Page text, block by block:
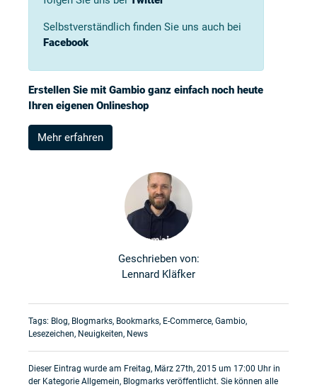
Selbstverständlich finden Sie uns auch bei
Facebook
Erstellen Sie mit Gambio ganz einfach noch heute
Ihren eigenen Onlineshop
Mehr erfahren
Geschrieben von:
Lennard Kläfker
Tags: Blog, Blogmarks, Bookmarks, E-Commerce, Gambio,
Lesezeichen, Neuigkeiten, News
Dieser Eintrag wurde am Freitag, März 27th, 2015 um 17:00 Uhr in
der Kategorie Allgemein, Blogmarks veröffentlicht. Sie können alle